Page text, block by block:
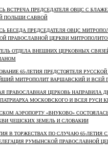
ВСТРЕЧА ПРЕДСЕДАТЕЛЯ ОВЦС С
ПОЛЬШИ САВВОЙ
БЕСЕДА ПРЕДСЕДАТЕЛЯ ОВЦС
ПРАВОСЛАВНОЙ ЦЕРКВИ
ОТДЕЛА ВНЕШНИХ ЦЕРКОВНЫХ
65-ЛЕТИЯ ПРЕДСТОЯТЕЛЯ
МИТРОПОЛИТ ВАРШАВСКИЙ И ВСЕЙ
ПРАВОСЛАВНАЯ ЦЕРКОВЬ НАПРАВИЛА
МОСКОВСКОГО И ВСЕЯ РУСИ
АЭРОПОРТУ «ВНУКОВО»
ЧЕШСКИХ ЗЕМЕЛЬ И СЛОВАКИИ
В ТОРЖЕСТВАХ ПО СЛУЧАЮ 65-ЛЕТИЯ
РУМЫНСКОЙ ПРАВОСЛАВНОЙ